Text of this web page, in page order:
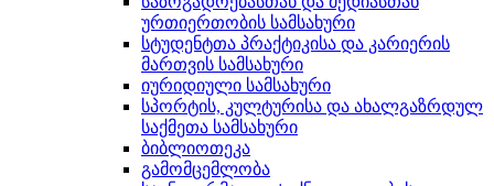
ურთიერთობის სამსახური
სტუდენტთა პრაქტიკისა და კარიერის
მართვის სამსახური
იურიდიული სამსახური
სპორტის, კულტურისა და ახალგაზრდულ
საქმეთა სამსახური
ბიბლიოთეკა
გამომცემლობა